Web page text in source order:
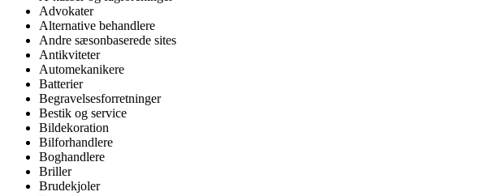
Advokater
Alternative behandlere
Andre sæsonbaserede sites
Antikviteter
Automekanikere
Batterier
Begravelsesforretninger
Bestik og service
Bildekoration
Bilforhandlere
Boghandlere
Briller
Brudekjoler